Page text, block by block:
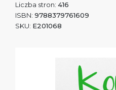
Liczba stron: 416
ISBN: 9788379761609
SKU: E201068